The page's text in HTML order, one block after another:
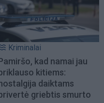
Kriminalai
kad namai jau
kitiems:
daiktams
griebtis smurto